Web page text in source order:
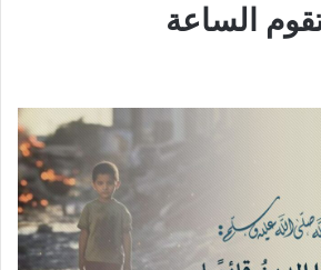
الساعة